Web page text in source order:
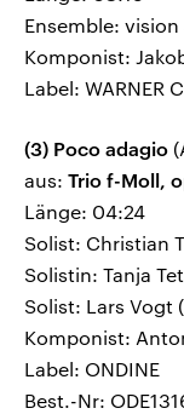
Ensemble:
Komponist:
Label: WARNER
(3) Poco adagio
aus: Trio f-Moll,
Länge: 04:24
Solist: Christian
Solistin: Tanja
Solist: Lars Vogt
Komponist:
Label: ONDINE
Best.-Nr: